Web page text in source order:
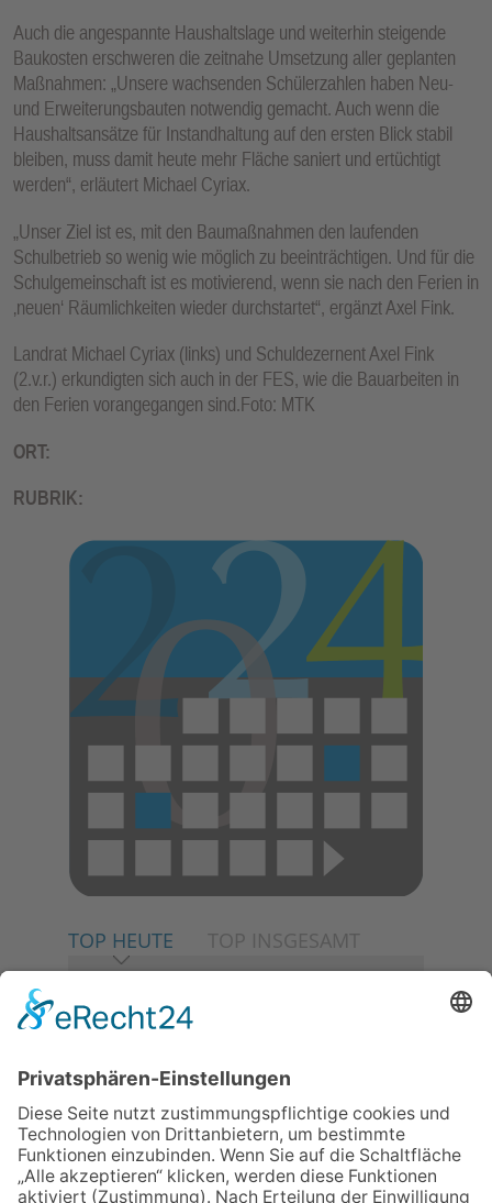
Auch die angespannte Haushaltslage und weiterhin steigende
Baukosten erschweren die zeitnahe Umsetzung aller geplanten
Maßnahmen: „Unsere wachsenden Schülerzahlen haben Neu‐
und Erweiterungsbauten notwendig gemacht. Auch wenn die
Haushaltsansätze für Instandhaltung auf den ersten Blick stabil
bleiben, muss damit heute mehr Fläche saniert und ertüchtigt
werden“, erläutert Michael Cyriax.
„Unser Ziel ist es, mit den Baumaßnahmen den laufenden
Schulbetrieb so wenig wie möglich zu beeinträchtigen. Und für die
Schulgemeinschaft ist es motivierend, wenn sie nach den Ferien in
‚neuen‘ Räumlichkeiten wieder durchstartet“, ergänzt Axel Fink.
Landrat Michael Cyriax (links) und Schuldezernent Axel Fink
(2.v.r.) erkundigten sich auch in der FES, wie die Bauarbeiten in
den Ferien vorangegangen sind.Foto: MTK
ORT:
RUBRIK:
TOP HEUTE TOP INSGESAMT
30.07.2026
Ganz Niederhöchstadt wird zur
Festmeile
06.08.2026
Baustellenführung führt auch in
die Zukunft der Stadt